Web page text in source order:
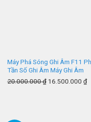
Máy Phá Sóng Ghi Âm F11
Tần Số Ghi Âm Máy Ghi Âm
20.000.000₫ 16.500.000 ₫